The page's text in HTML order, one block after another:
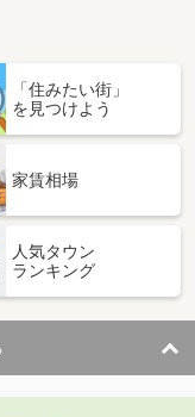
町北２丁目
４
「住みたい街」
を見つけよう
家賃相場
人気タウン
ランキング